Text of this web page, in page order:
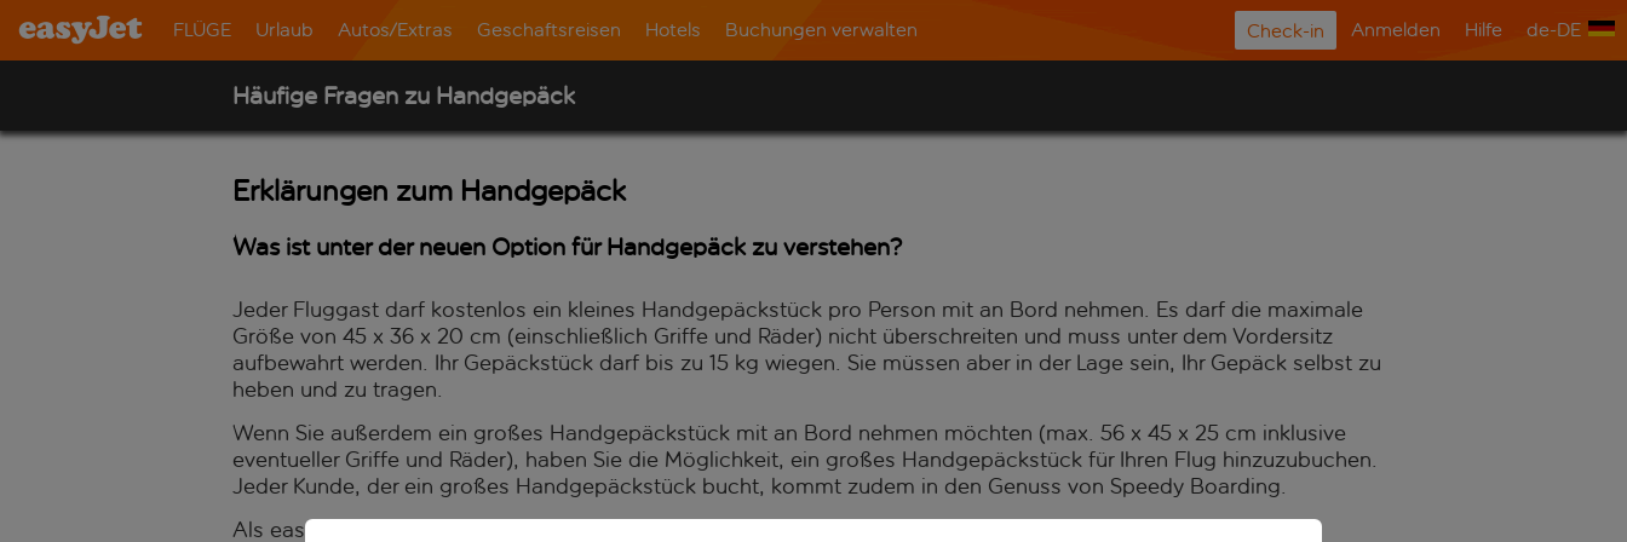
FLÜGE Urlaub Autos/Extras Geschaftsreisen Hotels Buchungen verwalten Check-in Anmelden Hilfe de-DE
Häufige Fragen zu Handgepäck
Erklärungen zum Handgepäck
Was ist unter der neuen Option für Handgepäck zu verstehen?
Jeder Fluggast darf kostenlos ein kleines Handgepäckstück pro Person mit an Bord nehmen. Es darf die maximale
Größe von 45 x 36 x 20 cm (einschließlich Griffe und Räder) nicht überschreiten und muss unter dem Vordersitz
aufbewahrt werden. Ihr Gepäckstück darf bis zu 15 kg wiegen. Sie müssen aber in der Lage sein, Ihr Gepäck selbst zu
heben und zu tragen.
Wenn Sie außerdem ein großes Handgepäckstück mit an Bord nehmen möchten (max. 56 x 45 x 25 cm inklusive
eventueller Griffe und Räder), haben Sie die Möglichkeit, ein großes Handgepäckstück für Ihren Flug hinzuzubuchen.
Jeder Kunde, der ein großes Handgepäckstück bucht, kommt zudem in den Genuss von Speedy Boarding.
Als easyJet Plus-Mitglied oder Kunde mit Inclusive Plus-Tarif können Sie im Rahmen Ihrer Mitgliedschafts- oder